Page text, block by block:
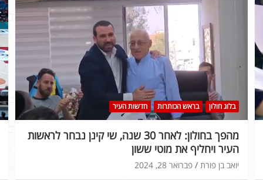
בלוג חולון בראש הכותרות חדשות העיר
מהפך בחולון: לאחר 30 שנה, שי קינן נבחר לראשות
העיר ויחליף את מוטי ששון
פברואר 28, 2024 יואב בן פורת